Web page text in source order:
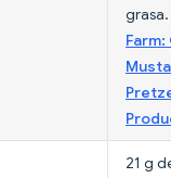
grasa.
21 g